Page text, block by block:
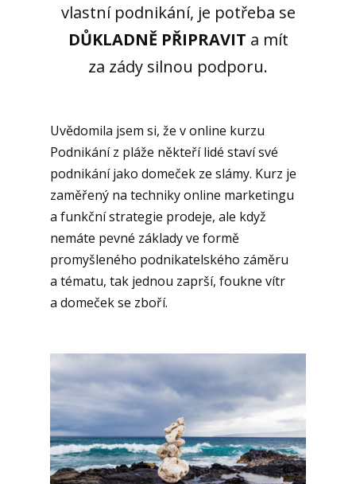
vlastní podnikání, je potřeba se
DŮKLADNĚ PŘIPRAVIT a mít
za zády silnou podporu.
Uvědomila jsem si, že v online kurzu
Podnikání z pláže někteří lidé staví své
podnikání jako domeček ze slámy. Kurz je
zaměřený na techniky online marketingu
a funkční strategie prodeje, ale když
nemáte pevné základy ve formě
promyšleného podnikatelského záměru
a tématu, tak jednou zaprší, foukne vítr
a domeček se zboří.